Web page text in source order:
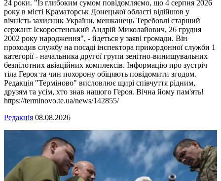
24 роки. "Із глибоким сумом повідомляємо, що 4 серпня 2026
року в місті Краматорськ Донецької області відійшов у
вічність захисник України, мешканець Теребовлі старший
сержант Іскоростенський Андрій Миколайович, 26 грудня
2002 року народження", - йдеться у заяві громади. Він
проходив службу на посаді інспектора прикордонної служби 1
категорії - начальника другої групи зенітно-винищувальних
безпілотних авіаційних комплексів. Інформацію про зустріч
тіла Героя та чин похорону обіцяють повідомити згодом.
Редакція "Терміново" висловлює щирі співчуття рідним,
друзям та усім, хто знав нашого Героя. Вічна йому пам'ять!
https://terminovo.te.ua/news/142855/
Редакція 08.08.2026